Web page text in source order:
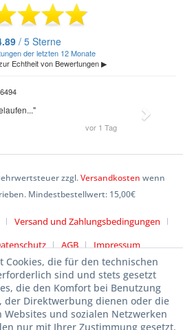
zzgl.Versandkosten wenn
Mindestbestellwert: 15,00€
Versand und Zahlungsbedingungen
AGB Impressum
Cookies, die für den technischen
sind und stets gesetzt
die den Komfort bei Benutzung
der Direktwerbung dienen oder die
und sozialen Netzwerken
nur mit Ihrer Zustimmung gesetzt.